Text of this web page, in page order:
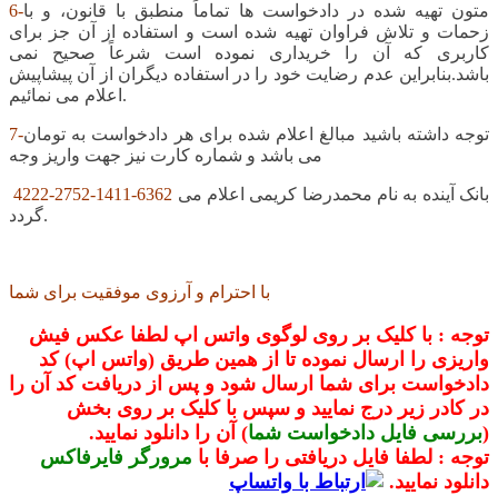
6-متون تهیه شده در دادخواست ها تماماً منطبق با قانون، و با
زحمات و تلاش فراوان تهیه شده است و استفاده از آن جز برای
کاربری که آن را خریداری نموده است شرعاً صحیح نمی
باشد.بنابراین عدم رضایت خود را در استفاده دیگران از آن پیشاپیش
اعلام می نمائیم.
7-توجه داشته باشید مبالغ اعلام شده برای هر دادخواست به تومان
می باشد و شماره کارت نیز جهت واریز وجه
4222-2752-1411-6362
گردد.
با احترام و آرزوی موفقیت برای شما
توجه : با کلیک بر روی لوگوی واتس اپ لطفا عکس فیش
واریزی را ارسال نموده تا از همین طریق (واتس اپ) کد
دادخواست برای شما ارسال شود و پس از دریافت کد آن را
در کادر زیر درج نمایید و سپس با کلیک بر روی بخش
(بررسی فایل دادخواست شما) آن را دانلود نمایید.
توجه : لطفا فایل دریافتی را صرفا با مرورگر فایرفاکس
دانلود نمایید.